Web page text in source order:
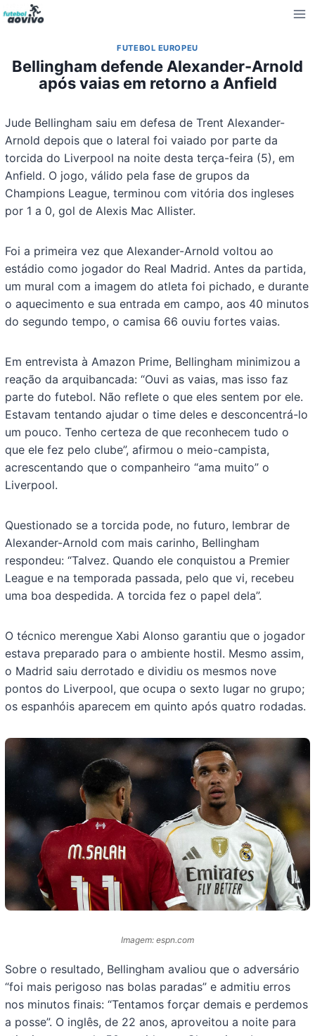
Pular
para
Conteúdo
FUTEBOL EUROPEU
Bellingham defende Alexander-Arnold
após vaias em retorno a Anfield
Jude Bellingham saiu em defesa de Trent Alexander-
Arnold depois que o lateral foi vaiado por parte da
torcida do Liverpool na noite desta terça-feira (5), em
Anfield. O jogo, válido pela fase de grupos da
Champions League, terminou com vitória dos ingleses
por 1 a 0, gol de Alexis Mac Allister.
Foi a primeira vez que Alexander-Arnold voltou ao
estádio como jogador do Real Madrid. Antes da partida,
um mural com a imagem do atleta foi pichado, e durante
o aquecimento e sua entrada em campo, aos 40 minutos
do segundo tempo, o camisa 66 ouviu fortes vaias.
Em entrevista à Amazon Prime, Bellingham minimizou a
reação da arquibancada: “Ouvi as vaias, mas isso faz
parte do futebol. Não reflete o que eles sentem por ele.
Estavam tentando ajudar o time deles e desconcentrá-lo
um pouco. Tenho certeza de que reconhecem tudo o
que ele fez pelo clube”, afirmou o meio-campista,
acrescentando que o companheiro “ama muito” o
Liverpool.
Questionado se a torcida pode, no futuro, lembrar de
Alexander-Arnold com mais carinho, Bellingham
respondeu: “Talvez. Quando ele conquistou a Premier
League e na temporada passada, pelo que vi, recebeu
uma boa despedida. A torcida fez o papel dela”.
O técnico merengue Xabi Alonso garantiu que o jogador
estava preparado para o ambiente hostil. Mesmo assim,
o Madrid saiu derrotado e dividiu os mesmos nove
pontos do Liverpool, que ocupa o sexto lugar no grupo;
os espanhóis aparecem em quinto após quatro rodadas.
Imagem: espn.com
Sobre o resultado, Bellingham avaliou que o adversário
“foi mais perigoso nas bolas paradas” e admitiu erros
nos minutos finais: “Tentamos forçar demais e perdemos
a posse”. O inglês, de 22 anos, aproveitou a noite para